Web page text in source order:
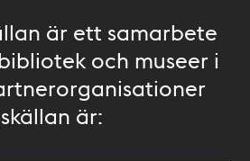
är ett samarbete
och museer i
är: